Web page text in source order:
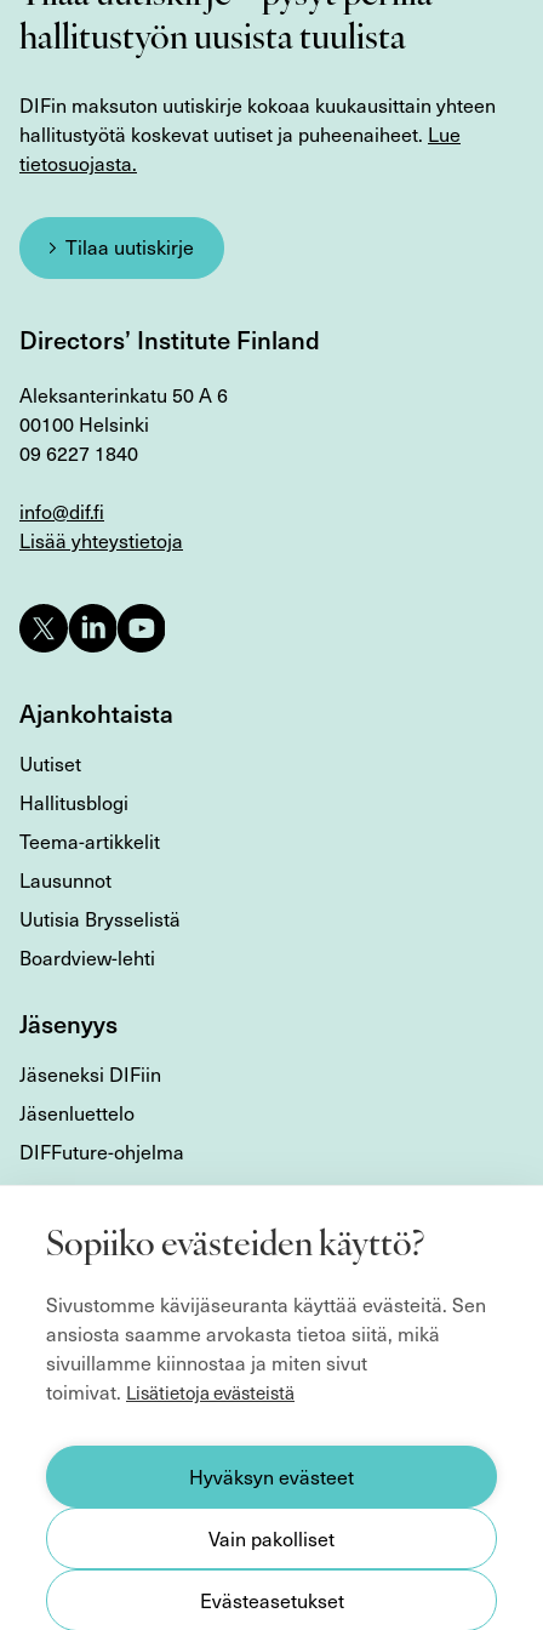
Sopiiko evästeiden käyttö?
Sivustomme kävijäseuranta käyttää evästeitä. Sen
ansiosta saamme arvokasta tietoa siitä, mikä
sivuillamme kiinnostaa ja miten sivut
toimivat. Lisätietoja evästeistä
Hyväksyn evästeet
Vain pakolliset
Evästeasetukset
hallitustyön uusista tuulista
DIFin maksuton uutiskirje kokoaa kuukausittain yhteen
hallitustyötä koskevat uutiset ja puheenaiheet. Lue
tietosuojasta.
Tilaa uutiskirje
Directors’ Institute Finland
Aleksanterinkatu 50 A 6
00100 Helsinki
09 6227 1840
info@dif.fi
Lisää yhteystietoja
Ajankohtaista
Uutiset
Hallitusblogi
Teema-artikkelit
Lausunnot
Uutisia Brysselistä
Boardview-lehti
Jäsenyys
Jäseneksi DIFiin
Jäsenluettelo
DIFFuture-ohjelma
Mikä DIF on?
Organisaatio
Hyvän hallitustyön kulmakivet
Säännöt
Etsitkö hallitusjäsentä?
Yhteystiedot
Medialle